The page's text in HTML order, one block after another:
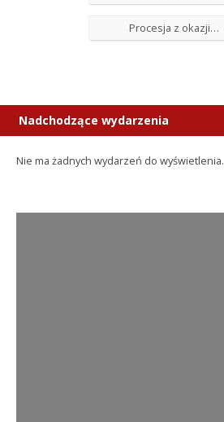
Procesja z okazji…
Nadchodzące wydarzenia
Nie ma żadnych wydarzeń do wyświetlenia.